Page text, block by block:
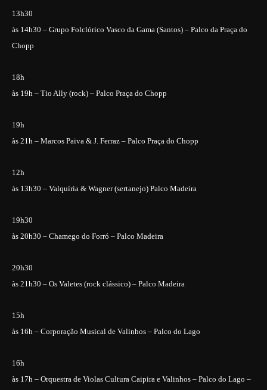
13h30
às 14h30 – Grupo Folclórico Vasco da Gama (Santos) – Palco da Praça do
Chopp
18h
às 19h – Tio Ally (rock) – Palco Praça do Chopp
19h
às 21h – Marcos Paiva & J. Ferraz – Palco Praça do Chopp
12h
às 13h30 – Valquíria & Wagner (sertanejo) Palco Madeira
19h30
às 20h30 – Chamego do Forró – Palco Madeira
20h30
às 21h30 – Os Valetes (rock clássico) – Palco Madeira
15h
às 16h – Corporação Musical de Valinhos – Palco do Lago
16h
às 17h – Orquestra de Violas Cultura Caipira e Valinhos – Palco do Lago –